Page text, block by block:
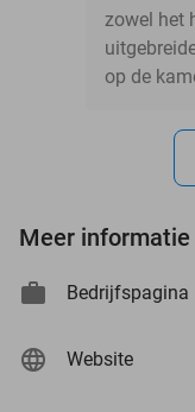
zowel het
op de
Meer informatie
Bedrijfspagina
Website